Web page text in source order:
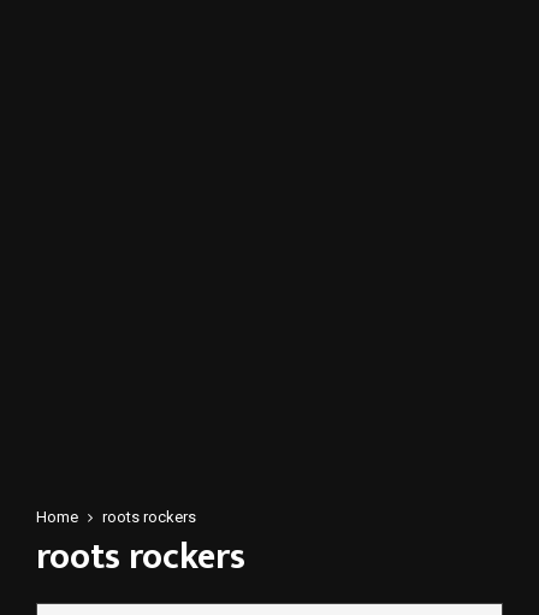
Home roots rockers
roots rockers